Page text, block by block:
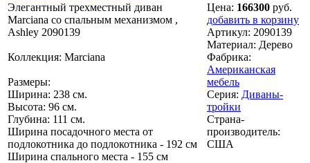
Элегантный трехместный диван
Marciana со спальным механизмом ,
Ashley 2090139
Коллекция: Marciana
Размеры:
Ширина: 238 см.
Высота: 96 см.
Глубина: 111 см.
Ширина посадочного места от
подлокотника до подлокотника - 192 см
Ширина спального места - 155 см
Цена: 166300 руб.
добавить в корзину
Артикул: 2090139
Материал: Дерево
Фабрика:
Американская
мебель
Серия: Диваны-
тройки
Страна-
производитель:
США